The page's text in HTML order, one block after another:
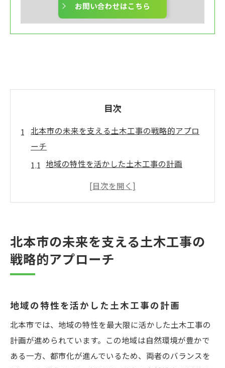
お問い合わせはこちら
目次
北本市の未来を支える土木工事の戦略的アプロ
ーチ
地域の特性を活かした土木工事の計画
住民の声を反映したインフラ整備の重要性
教育機関との連携による人材育成
北本市における土木工事の未来像
最新技術で変わる北本市の土木工事の現場
AIによる設計と施工の革新
環境センサーによるリアルタイムな環境監
視
3Dプリンティングがもたらす建設革命
北本市の未来を支える土木工事の
戦略的アプローチ
地域の特性を活かした土木工事の計画
北本市では、地域の特性を最大限に活かした土木工事の
計画が進められています。この地域は自然環境が豊かで
ある一方、都市化が進んでいるため、両者のバランスを